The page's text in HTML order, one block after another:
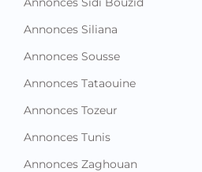
Annonces Siliana
Annonces Sousse
Annonces Tataouine
Annonces Tozeur
Annonces Tunis
Annonces Zaghouan